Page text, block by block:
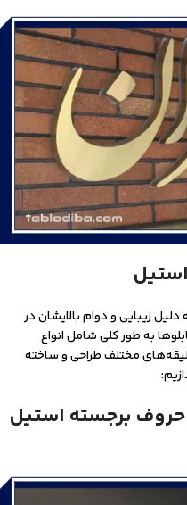
زیبایی و دوام بالایشان در
به طور کلی شامل انواع
مختلف طراحی و ساخته
حروف برجسته استیل